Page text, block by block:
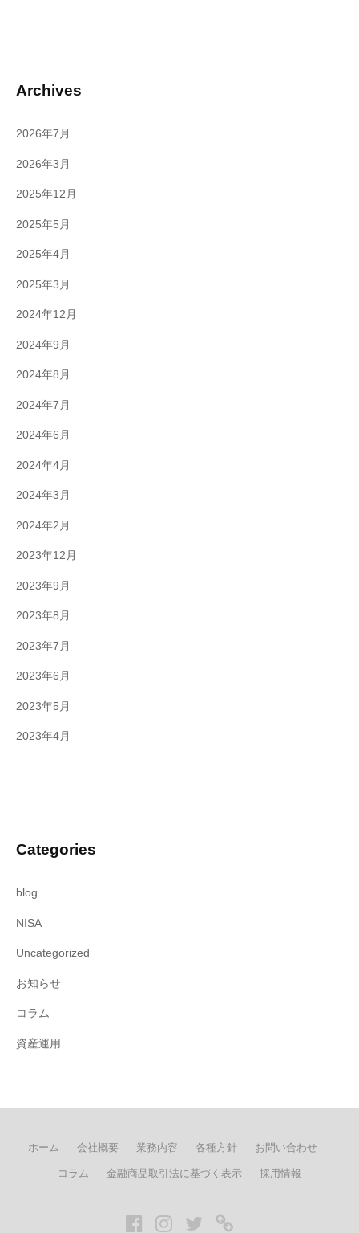
Archives
2026年7月
2026年3月
2025年12月
2025年5月
2025年4月
2025年3月
2024年12月
2024年9月
2024年8月
2024年7月
2024年6月
2024年4月
2024年3月
2024年2月
2023年12月
2023年9月
2023年8月
2023年7月
2023年6月
2023年5月
2023年4月
Categories
blog
NISA
Uncategorized
お知らせ
コラム
資産運用
ホーム 会社概要 業務内容 各種方針 お問い合わせ
コラム 金融商品取引法に基づく表示 採用情報
FacebookInstagram
twitter